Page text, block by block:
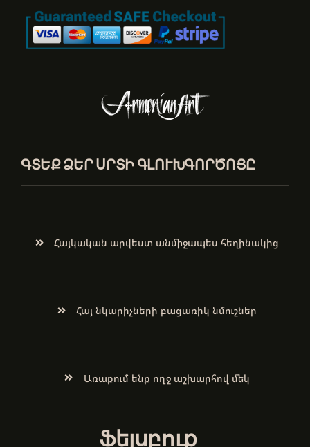
ԳՏԵՔ ՁԵՐ ՍՐՏԻ ԳԼՈՒԽԳՈՐԾՈՑԸ
Հայկական արվեստ անմիջապես հեղինակից
Հայ նկարիչների բացառիկ նմուշներ
Առաքում ենք ողջ աշխարհով մեկ
Ֆեյսբուք